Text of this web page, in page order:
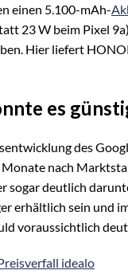
einen 5.100-mAh-
23 W beim Pixel
Hier liefert
es
des
nach
sogar deutlich
erhältlich sein und
voraussichtlich